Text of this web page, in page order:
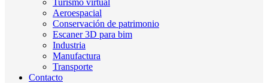
Aeroespacial
Conservación de patrimonio
Escaner 3D para bim
Industria
Manufactura
Transporte
Contacto